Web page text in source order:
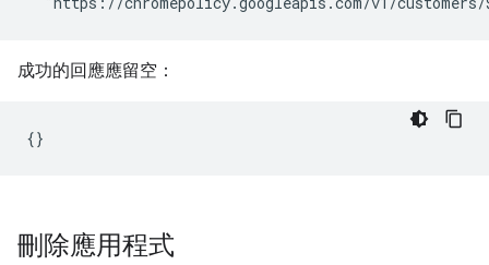
成功的回應應留空：
刪除應用程式